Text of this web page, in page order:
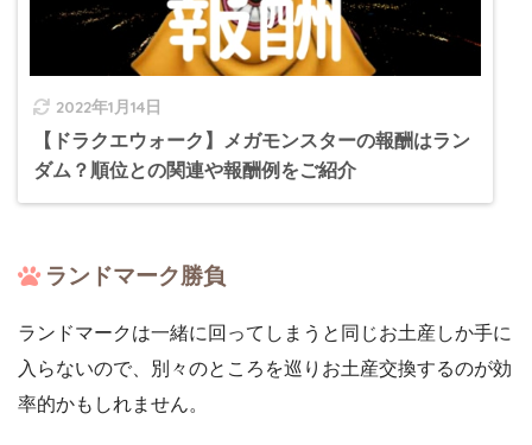
2022年1月14日
【ドラクエウォーク】メガモンスターの報酬はラン
ダム？順位との関連や報酬例をご紹介
ランドマーク勝負
ランドマークは一緒に回ってしまうと同じお土産しか手に
入らないので、別々のところを巡りお土産交換するのが効
率的かもしれません。